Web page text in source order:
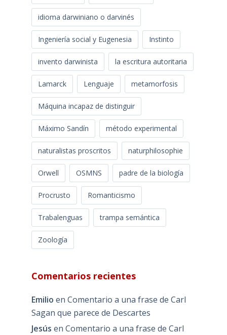
idioma darwiniano o darvinés
Ingeniería social y Eugenesia Instinto
invento darwinista la escritura autoritaria
Lamarck Lenguaje metamorfosis
Máquina incapaz de distinguir
Máximo Sandín método experimental
naturalistas proscritos naturphilosophie
Orwell OSMNS padre de la biología
Procrusto Romanticismo
Trabalenguas trampa semántica
Zoología
Comentarios recientes
Emilio en Comentario a una frase de Carl
Sagan que parece de Descartes
Jesús en Comentario a una frase de Carl